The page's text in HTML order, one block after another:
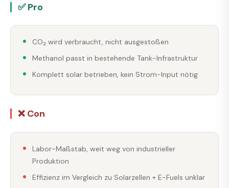
✅ Pro
CO₂ wird verbraucht, nicht ausgestoßen
Methanol passt in bestehende Tank-Infrastruktur
Komplett solar betrieben, kein Strom-Input nötig
❌ Con
Labor-Maßstab, weit weg von industrieller
Produktion
Effizienz im Vergleich zu Solarzellen + E-Fuels unklar